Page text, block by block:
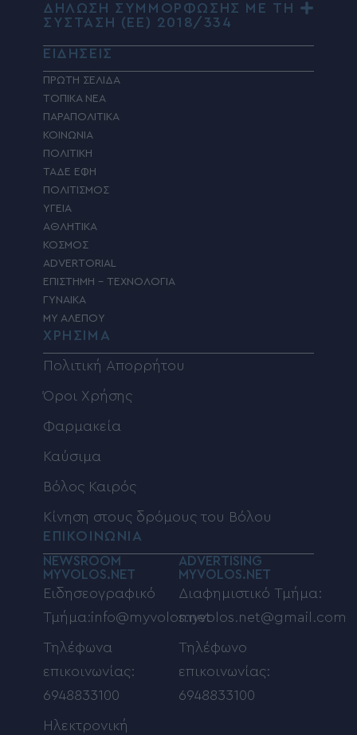
ΔΗΛΩΣΗ ΣΥΜΜΟΡΦΩΣΗΣ ΜΕ ΤΗ
ΣΥΣΤΑΣΗ (ΕΕ) 2018/334
ΕΙΔΗΣΕΙΣ
ΠΡΩΤΗ ΣΕΛΙΔΑ
ΤΟΠΙΚΑ ΝΕΑ
ΠΑΡΑΠΟΛΙΤΙΚΑ
ΚΟΙΝΩΝΙΑ
ΠΟΛΙΤΙΚΗ
ΤΑΔΕ ΕΦΗ
ΠΟΛΙΤΙΣΜΟΣ
ΥΓΕΙΑ
ΑΘΛΗΤΙΚΑ
ΚΟΣΜΟΣ
ADVERTORIAL
ΕΠΙΣΤΗΜΗ – ΤΕΧΝΟΛΟΓΙΑ
ΓΥΝΑΙΚΑ
MY ΑΛΕΠΟΥ
ΧΡΗΣΙΜΑ
Πολιτική Απορρήτου
Όροι Χρήσης
Φαρμακεία
Καύσιμα
Βόλος Καιρός
Κίνηση στους δρόμους του Βόλου
ΕΠΙΚΟΙΝΩΝΙΑ
NEWSROOM
MYVOLOS.NET
Ειδησεογραφικό
Τμήμα:info@myvolos.net
Τηλέφωνα
επικοινωνίας:
6948833100
Ηλεκτρονική
ADVERTISING
MYVOLOS.NET
Διαφημιστικό Τμήμα:
myvolos.net@gmail.com
Τηλέφωνο
επικοινωνίας:
6948833100